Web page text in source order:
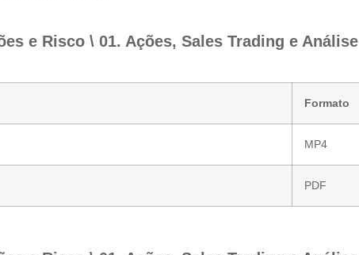
e Risco \ 01. Ações, Sales Trading e Análise
Formato
MP4
PDF